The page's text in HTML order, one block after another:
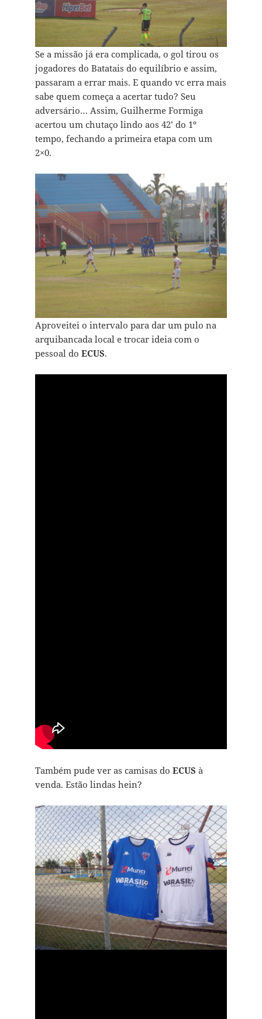
Se a missão já era complicada, o gol tirou os
jogadores do Batatais do equilíbrio e assim,
passaram a errar mais. E quando vc erra mais
sabe quem começa a acertar tudo? Seu
adversário… Assim, Guilherme Formiga
acertou um chutaço lindo aos 42’ do 1º
tempo, fechando a primeira etapa com um
2×0.
Aproveitei o intervalo para dar um pulo na
arquibancada local e trocar ideia com o
pessoal do ECUS.
Também pude ver as camisas do ECUS à
venda. Estão lindas hein?